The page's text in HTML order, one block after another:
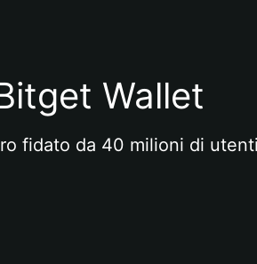
Wallet
fidato da 40 milioni di utenti